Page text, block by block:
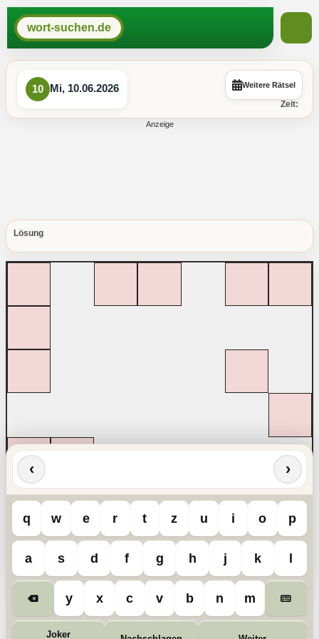
wort-suchen.de
10 Mi, 10.06.2026 Weitere Rätsel
Zeit:
Lösung
‹ ›
q w e r t z u i o p
a s d f g h j k l
y x c v b n m
Joker